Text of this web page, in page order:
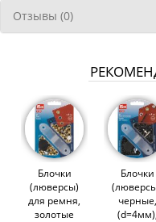
Отзывы (0)
Блочки
(люверсы)
для ремня,
золотые
Блочки
черные,
(d=4мм),